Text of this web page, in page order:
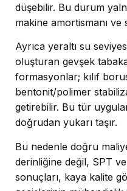
düşebilir. Bu durum
makine amortismanı ve
Ayrıca yeraltı su
oluşturan gevşek
formasyonlar; kılıf
bentonit/polimer
getirebilir. Bu tür
doğrudan yukarı taşır.
Bu nedenle doğru
derinliğine değil, SPT
sonuçları, kaya kalite